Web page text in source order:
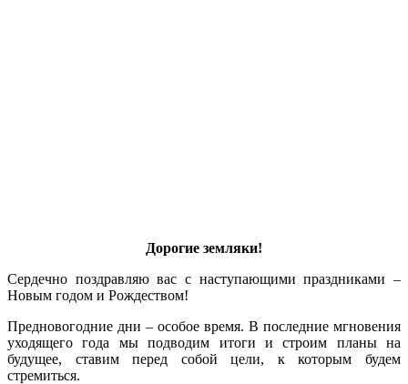
Дорогие земляки!
Сердечно поздравляю вас с наступающими праздниками –
Новым годом и Рождеством!
Предновогодние дни – особое время. В последние мгновения
уходящего года мы подводим итоги и строим планы на
будущее, ставим перед собой цели, к которым будем
стремиться.